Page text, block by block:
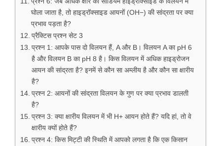
घोला जाता है, तो हाइड्रॉक्साइड आयनों (OH−) की सांद्रता पर क्या
प्रभाव पड़ता है?
प्रैक्टिस प्रश्न सेट 3
प्रश्न 1: आपके पास दो विलयन हैं, A और B। विलयन A का pH 6
है और विलयन B का pH 8 है। किस विलयन में अधिक हाइड्रोजन
आयन की सांद्रता है? इनमें से कौन सा अम्लीय है और कौन सा क्षारीय
है?
प्रश्न 2: आयनों की सांद्रता विलयन के गुण पर क्या प्रभाव डालती
है?
प्रश्न 3: क्या क्षारीय विलयन में भी H+ आयन होते हैं? यदि हां, तो वे
क्षारीय क्यों होते हैं?
प्रश्न 4: किस मिट्टी की स्थिति में आपको लगता है कि एक किसान